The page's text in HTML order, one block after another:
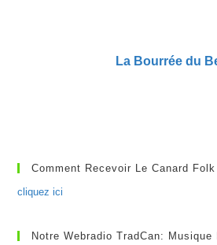
La Bourrée du
Comment Recevoir Le Canard
cliquez ici
Notre Webradio TradCan: